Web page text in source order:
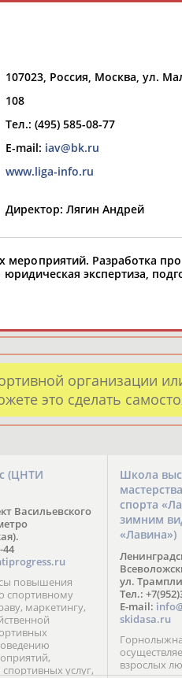
Выберите
организации
это сделать
(ЦНТИ
Васильевского
44
повышения
спортивному
маркетингу,
услуг,
Школа
спорта
зимним
«Лавина»)
ул.
Тел.:
E-mail:
skidasa.ru
взрослых
107023, Россия, Москва, ул.
108
Тел.: (495) 585-08-77
E-mail: iav@bk.ru
www.liga-info.ru
Директор: Лягин Андрей
Разработка
экспертиза,